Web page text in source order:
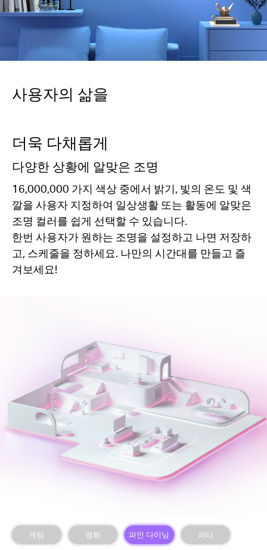
사용자의 삶을
더욱 다채롭게
다양한 상황에 알맞은 조명
16,000,000 가지 색상 중에서 밝기, 빛의 온도 및 색
깔을 사용자 지정하여 일상생활 또는 활동에 알맞은
조명 컬러를 쉽게 선택할 수 있습니다.
한번 사용자가 원하는 조명을 설정하고 나면 저장하
고, 스케줄을 정하세요. 나만의 시간대를 만들고 즐
겨보세요!
게임 영화 파인 다이닝 파티